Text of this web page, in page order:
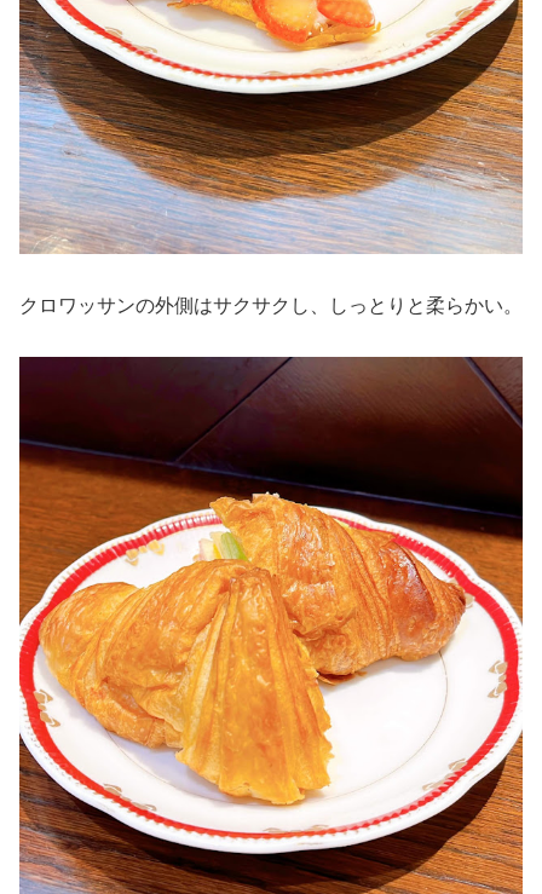
クロワッサンの外側はサクサクし、しっとりと柔らかい。